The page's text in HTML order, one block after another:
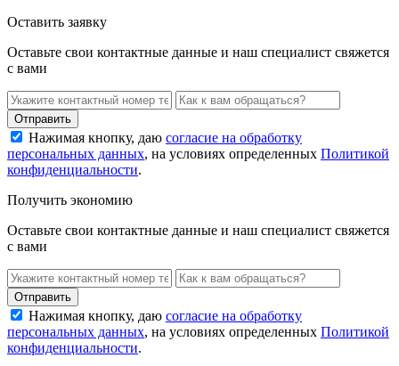
Оставить заявку
Оставьте свои контактные данные и наш специалист свяжется
с вами
Нажимая кнопку, даю согласие на обработку
персональных данных, на условиях определенных Политикой
конфиденциальности.
Получить экономию
Оставьте свои контактные данные и наш специалист свяжется
с вами
Нажимая кнопку, даю согласие на обработку
персональных данных, на условиях определенных Политикой
конфиденциальности.